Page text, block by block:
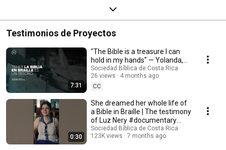
Testimonios de Proyectos
7:31
"The Bible is a treasure I can
hold in my hands" — Yolanda,
Atenas, Costa Rica
Sociedad Bíblica de Costa Rica
26 views
4 months ago
CC
0:30
She dreamed her whole life of
a Bible in Braille | The testimony
of Luz Nery #documentary
#history
Sociedad Bíblica de Costa Rica
123K views
7 months ago